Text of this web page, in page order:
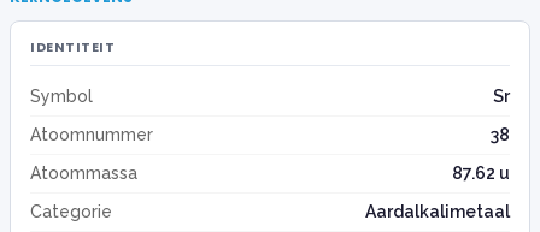
IDENTITEIT
Symbol
Sr
Atoomnummer
38
Atoommassa
87.62 u
Categorie
Aardalkalimetaal